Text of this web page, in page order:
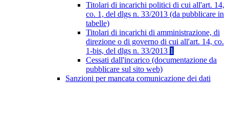
Titolari di incarichi politici di cui all'art. 14,
co. 1, del dlgs n. 33/2013 (da pubblicare in
tabelle)
Titolari di incarichi di amministrazione, di
direzione o di governo di cui all'art. 14, co.
1-bis, del dlgs n. 33/2013 1
Cessati dall'incarico (documentazione da
pubblicare sul sito web)
Sanzioni per mancata comunicazione dei dati